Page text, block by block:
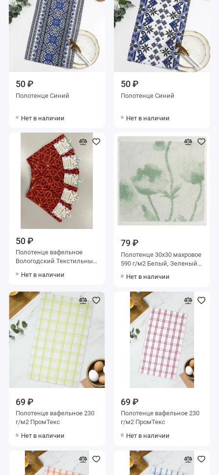
50 ₽
Полотенце Синий
Нет в наличии
50 ₽
Полотенце Синий
Нет в наличии
50 ₽
Полотенце вафельное
Вологодский Текстильный
Нет в наличии
79 ₽
Полотенце 30х30 махровое
590 г/м2 Белый, Зеленый
Нет в наличии
69 ₽
Полотенце вафельное 230
г/м2 ПромТекс
Нет в наличии
69 ₽
Полотенце вафельное 230
г/м2 ПромТекс
Нет в наличии